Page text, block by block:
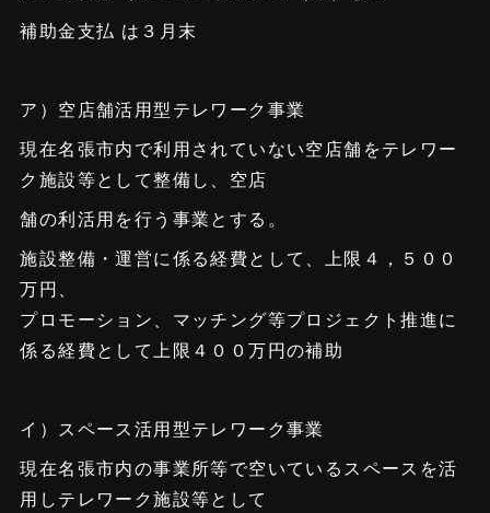
補助金支払 は３月末
ア）空店舗活用型テレワーク事業
現在名張市内で利用されていない空店舗をテレワー
ク施設等として整備し、空店
舗の利活用を行う事業とする。
施設整備・運営に係る経費として、上限４，５００
万円、
プロモーション、マッチング等プロジェクト推進に
係る経費として上限４００万円の補助
イ）スペース活用型テレワーク事業
現在名張市内の事業所等で空いているスペースを活
用しテレワーク施設等として